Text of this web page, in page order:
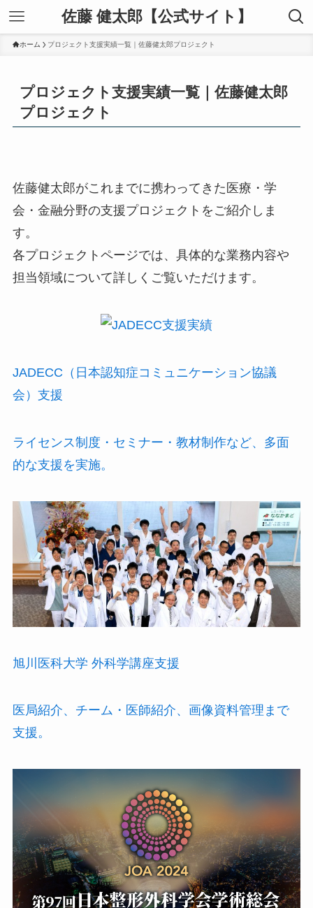
佐藤 健太郎【公式サイト】
ホーム プロジェクト支援実績一覧｜佐藤健太郎プロジェクト
プロジェクト支援実績一覧｜佐藤健太郎
プロジェクト
佐藤健太郎がこれまでに携わってきた医療・学
会・金融分野の支援プロジェクトをご紹介しま
す。
各プロジェクトページでは、具体的な業務内容や
担当領域について詳しくご覧いただけます。
JADECC（日本認知症コミュニケーション協議
会）支援
ライセンス制度・セミナー・教材制作など、多面
的な支援を実施。
旭川医科大学 外科学講座支援
医局紹介、チーム・医師紹介、画像資料管理まで
支援。